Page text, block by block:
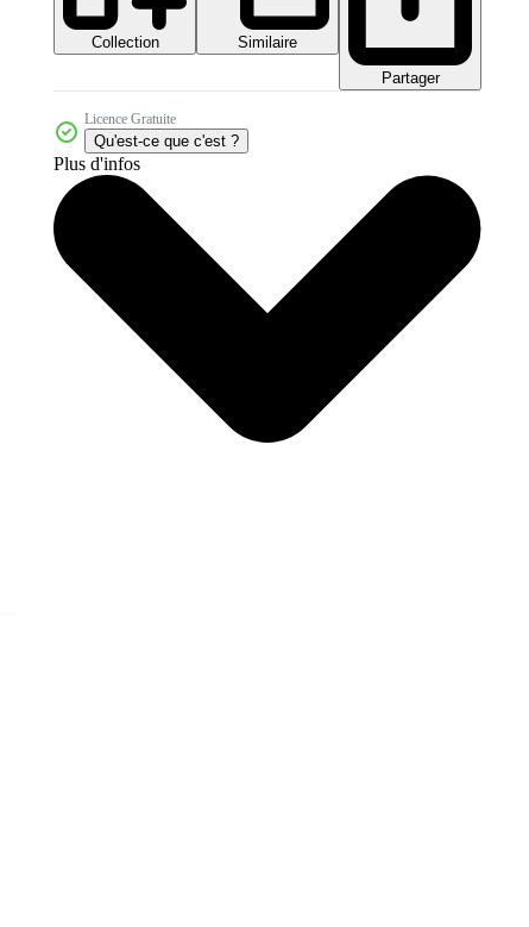
Collection
Similaire
Partager
Licence Gratuite
Qu'est-ce que c'est ?
Plus d'infos